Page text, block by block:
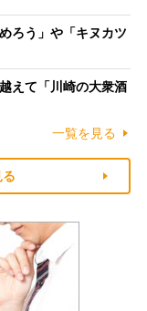
ろう」や「キヌカツ
えて「川崎の大衆酒
一覧を見る